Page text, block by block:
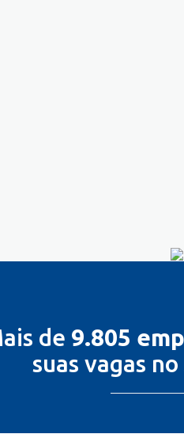
de 9.805
suas vagas